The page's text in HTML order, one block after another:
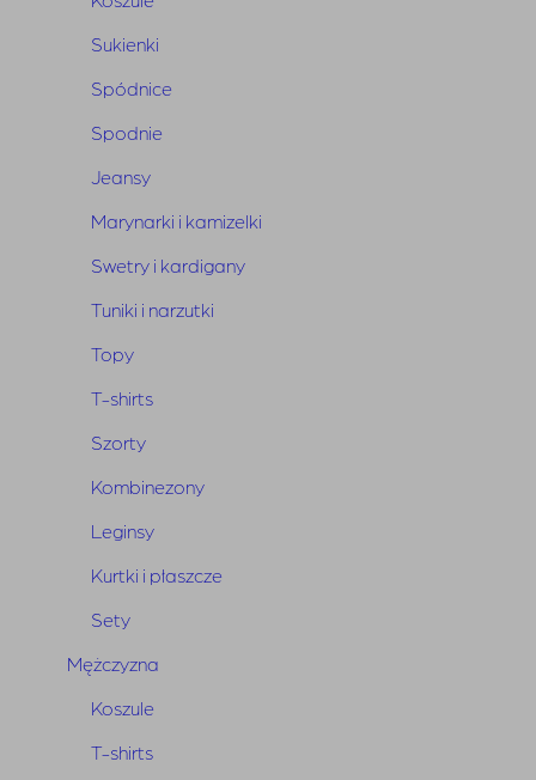
Sukienki
Spódnice
Spodnie
Jeansy
Marynarki i kamizelki
Swetry i kardigany
Tuniki i narzutki
Topy
T-shirts
Szorty
Kombinezony
Leginsy
Kurtki i płaszcze
Sety
Mężczyzna
Koszule
T-shirts
Jeansy Warren Blue